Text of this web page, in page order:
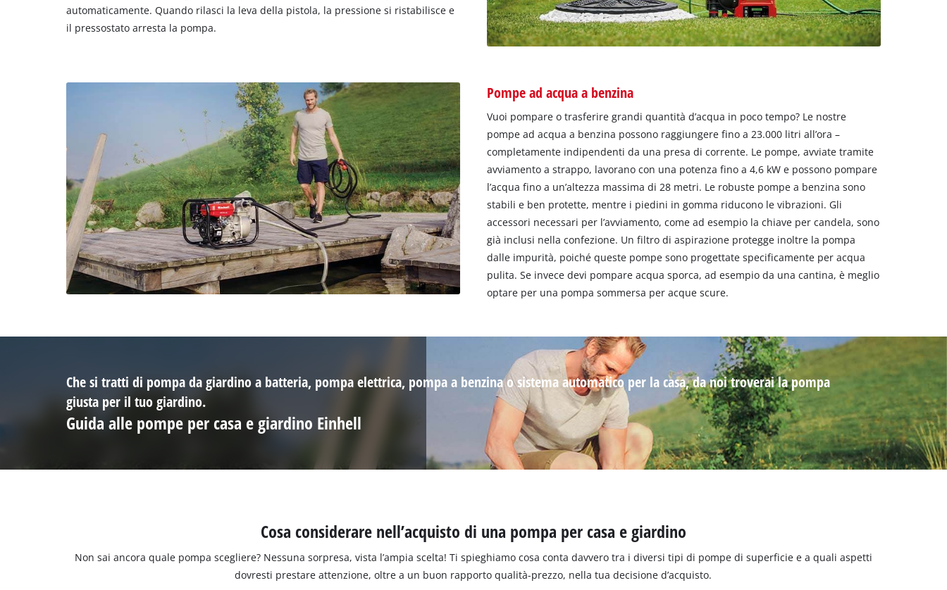
automaticamente. Quando rilasci la leva della pistola, la pressione si ristabilisce e
il pressostato arresta la pompa.
Pompe ad acqua a benzina
Vuoi pompare o trasferire grandi quantità d’acqua in poco tempo? Le nostre
pompe ad acqua a benzina possono raggiungere fino a 23.000 litri all’ora –
completamente indipendenti da una presa di corrente. Le pompe, avviate tramite
avviamento a strappo, lavorano con una potenza fino a 4,6 kW e possono pompare
l’acqua fino a un’altezza massima di 28 metri. Le robuste pompe a benzina sono
stabili e ben protette, mentre i piedini in gomma riducono le vibrazioni. Gli
accessori necessari per l’avviamento, come ad esempio la chiave per candela, sono
già inclusi nella confezione. Un filtro di aspirazione protegge inoltre la pompa
dalle impurità, poiché queste pompe sono progettate specificamente per acqua
pulita. Se invece devi pompare acqua sporca, ad esempio da una cantina, è meglio
optare per una pompa sommersa per acque scure.
Che si tratti di pompa da giardino a batteria, pompa elettrica, pompa a benzina o sistema automatico per la casa, da noi troverai la pompa
giusta per il tuo giardino.
Guida alle pompe per casa e giardino Einhell
Cosa considerare nell’acquisto di una pompa per casa e giardino
Non sai ancora quale pompa scegliere? Nessuna sorpresa, vista l’ampia scelta! Ti spieghiamo cosa conta davvero tra i diversi tipi di pompe di superficie e a quali aspetti
dovresti prestare attenzione, oltre a un buon rapporto qualità-prezzo, nella tua decisione d’acquisto.